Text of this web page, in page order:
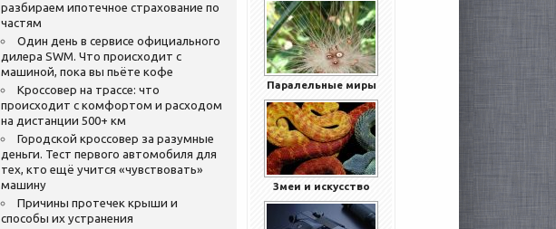
разбираем ипотечное страхование по
частям
Один день в сервисе официального
дилера SWM. Что происходит с
машиной, пока вы пьёте кофе
Кроссовер на трассе: что
происходит с комфортом и расходом
на дистанции 500+ км
Городской кроссовер за разумные
деньги. Тест первого автомобиля для
тех, кто ещё учится «чувствовать»
машину
Причины протечек крыши и
способы их устранения
Паралельные миры
Змеи и искусство